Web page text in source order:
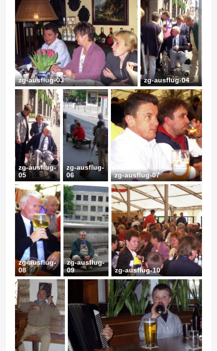
zg-ausflug-03 zg-ausflug-04
zg-ausflug-
05
zg-ausflug-
06
zg-ausflug-07
zg-ausflug-
08
zg-ausflug-
09
zg-ausflug-10